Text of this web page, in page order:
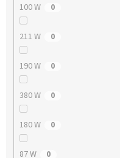
100 W 0
211 W 0
190 W 0
380 W 0
180 W 0
87 W 0